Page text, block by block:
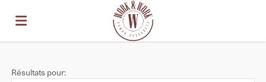
Résultats pour: